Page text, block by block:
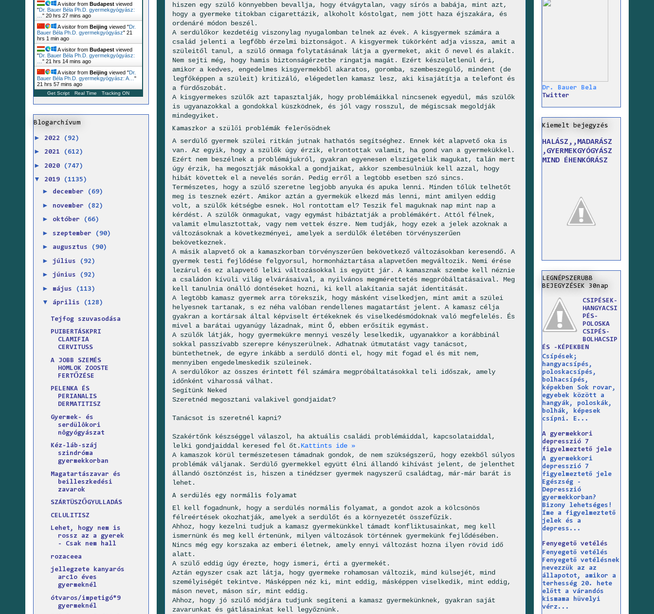
hiszen egy szülő könnyebben bevallja, hogy étvágytalan, vagy sírós a babája, mint azt,
hogy a gyermeke titokban cigarettázik, alkoholt kóstolgat, nem jött haza éjszakára, és
ordenáré módon beszél.
A serdülőkor kezdetéig viszonylag nyugalomban telnek az évek. A kisgyermek számára a
család jelenti a legfőbb érzelmi biztonságot. A kisgyermek tükörként adja vissza, amit a
szüleitől tanul, a szülő önmaga folytatásának látja a gyermeket, akit ő nevel és alakít.
Nem sejti még, hogy hamis biztonságérzetbe ringatja magát. Ezért készületlenül éri,
amikor a kedves, engedelmes kisgyermekből akaratos, goromba, szembeszegülő, mindent (de
legfőképpen a szüleit) kritizáló, elégedetlen kamasz lesz, aki kisajátítja a telefont és
a fürdőszobát.
A kisgyermekes szülők azt tapasztalják, hogy problémáikkal nincsenek egyedül, más szülők
is ugyanazokkal a gondokkal küszködnek, és jól vagy rosszul, de mégiscsak megoldják
mindegyiket.
Kamaszkor a szülői problémák felerősödnek
A serdülő gyermek szülei ritkán jutnak hathatós segítséghez. Ennek két alapvető oka is
van. Az egyik, hogy a szülők úgy érzik, elrontottak valamit, ha gond van a gyermekükkel.
Ezért nem beszélnek a problémájukról, gyakran egyenesen elszigetelik magukat, talán mert
úgy érzik, ha megosztják másokkal a gondjaikat, akkor szembesülniük kell azzal, hogy
hibát követtek el a nevelés során. Pedig erről a legtöbb esetben szó sincs.
Természetes, hogy a szülő szeretne legjobb anyuka és apuka lenni. Minden tőlük telhetőt
meg is tesznek ezért. Amikor aztán a gyermekük elkezd más lenni, mint amilyen eddig
volt, a szülők kétségbe esnek. Hol rontottam el? Teszik fel maguknak nap mint nap a
kérdést. A szülők önmagukat, vagy egymást hibáztatják a problémákért. Attól félnek,
valamit elmulasztottak, vagy nem vettek észre. Nem tudják, hogy ezek a jelek azoknak a
változásoknak a következményei, amelyek a serdülők életében törvényszerűen
bekövetkeznek.
A másik alapvető ok a kamaszkorban törvényszerűen bekövetkező változásokban keresendő. A
gyermek testi fejlődése felgyorsul, hormonháztartása alapvetően megváltozik. Nemi érése
lezárul és ez alapvető lelki változásokkal is együtt jár. A kamasznak szembe kell néznie
a családon kívüli világ elvárásaival, a nyilvános megmérettetés megpróbáltatásaival. Meg
kell tanulnia önálló döntéseket hozni, ki kell alakítania saját identitását.
A legtöbb kamasz gyermek arra törekszik, hogy másként viselkedjen, mint amit a szülei
helyesnek tartanak, s ez néha valóban rendellenes magatartást jelent. A kamasz célja
gyakran a kortársak által képviselt értékeknek és viselkedésmódoknak való megfelelés. És
mivel a barátai ugyanúgy lázadnak, mint Ő, ebben erősítik egymást.
A szülők látják, hogy gyermekükre mennyi veszély leselkedik, ugyanakkor a korábbinál
sokkal passzívabb szerepre kényszerülnek. Adhatnak útmutatást vagy tanácsot,
büntethetnek, de egyre inkább a serdülő dönti el, hogy mit fogad el és mit nem,
mennyiben engedelmeskedik szüleinek.
A serdülőkor az összes érintett fél számára megpróbáltatásokkal teli időszak, amely
időnként viharossá válhat.
Segítünk Neked
Szeretnéd megosztani valakivel gondjaidat?
Tanácsot is szeretnél kapni?
Szakértőnk készséggel válaszol, ha aktuális családi problémáiddal, kapcsolataiddal,
lelki gondjaiddal keresed fel őt. Kattints ide »
A kamaszok körül természetesen támadnak gondok, de nem szükségszerű, hogy ezekből súlyos
problémák váljanak. Serdülő gyermekkel együtt élni állandó kihívást jelent, de jelenthet
állandó ösztönzést is, hiszen a tinédzser gyermek nagyszerű családtag, már-már barát is
lehet.
A serdülés egy normális folyamat
El kell fogadnunk, hogy a serdülés normális folyamat, a gondot azok a kölcsönös
félreértések okozhatják, amelyek a serdülőt és a környezetét összefűzik.
Ahhoz, hogy kezelni tudjuk a kamasz gyermekünkkel támadt konfliktusainkat, meg kell
ismernünk és meg kell értenünk, milyen változások történnek gyermekünk fejlődésében.
Nincs még egy korszaka az emberi életnek, amely ennyi változást hozna ilyen rövid idő
alatt.
A szülő eddig úgy érezte, hogy ismeri, érti a gyermekét.
Aztán egyszer csak azt látja, hogy gyermeke rohamosan változik, mind külsejét, mind
személyiségét tekintve. Másképpen néz ki, mint eddig, másképpen viselkedik, mint eddig,
máson nevet, máson sír, mint eddig.
Ahhoz, hogy jó szülő módjára tudjunk segíteni a kamasz gyermekünknek, gyakran saját
zavarunkat és gátlásainkat kell legyőznünk.
A visitor from Budapest viewed
"Dr. Bauer Béla Ph.D. gyermekgyógyász:
" 20 hrs 27 mins ago
A visitor from Beijing viewed "Dr.
Bauer Béla Ph.D. gyermekgyógyász" 21
hrs 1 min ago
A visitor from Budapest viewed
"Dr. Bauer Béla Ph.D. gyermekgyógyász:
" 21 hrs 14 mins ago
A visitor from Beijing viewed "Dr.
Bauer Béla Ph.D. gyermekgyógyász: A… "
21 hrs 57 mins ago
Get Script Real Time Tracking ON
Blogarchívum
► 2022 (92)
► 2021 (612)
► 2020 (747)
▼ 2019 (1135)
► december (69)
► november (82)
► október (66)
► szeptember (90)
► augusztus (90)
► július (92)
► június (92)
► május (113)
▼ április (128)
Tejfog szuvasodása
PUIBERTÁSKPRI
CLAMIFIA
CERVITUSS
A JOBB SZEMÉS
HOMLOK ZOOSTE
FERTŐZÉSE
PELENKA ÉS
PERIANALIS
DERMATITISZ
Gyermek- és
serdülôkori
nôgyógyászat
Kéz-láb-száj
szindróma
gyermekkorban
Magatartászavar és
beilleszkedési
zavarok
SZÁRTÜSZŐGYULLADÁS
CELULITISZ
Lehet, hogy nem is
rossz az a gyerek
- Csak nem hall
rozaceea
jellegzete kanyarós
arc1o éves
gyermeknél
ótvaros/impetigó*9
gyermeknél
Dr. Bauer Bela
Twitter
Kiemelt bejegyzés
HALÁSZ,,MADARÁSZ
,GYERMEKGYÓGYÁSZ
MIND ÉHENKÓRÁSZ
LEGNÉPSZERUBB
BEJEGYZÉSEK 30nap
CSIPÉSEK-
HANGYACSI
PÉS-
POLOSKA
CSIPÉS-
BOLHACSIP
ÉS -KÉPEKBEN
Csípések;
hangyacsípés,
poloskacsípés,
bolhacsípés,
képekben Sok rovar,
egyebek között a
hangyák, poloskák,
bolhák, képesek
csípni. E...
A gyermekkori
depresszió 7
figyelmeztető jele
A gyermekkori
depresszió 7
figyelmeztető jele
Egészség -
Depresszió
gyermekkorban?
Bizony lehetséges!
Íme a figyelmeztető
jelek és a
depress...
Fenyegető vetélés
Fenyegető vetélés
Fenyegető vetélésnek
nevezzük az az
állapotot, amikor a
terhesség 20. hete
előtt a várandós
kismama hüvelyi
vérz...